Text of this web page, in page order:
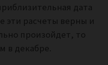
дата
эти расчеты верны и
произойдет, то
в декабре.